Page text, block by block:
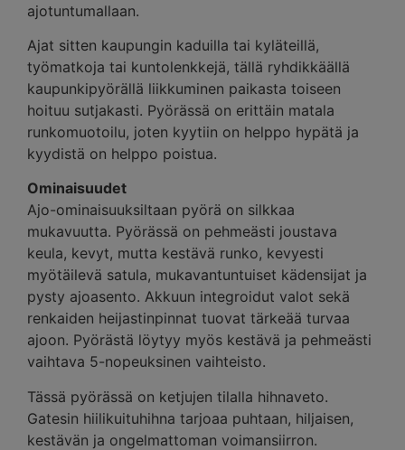
ajotuntumallaan.
Ajat sitten kaupungin kaduilla tai kyläteillä,
työmatkoja tai kuntolenkkejä, tällä ryhdikkäällä
kaupunkipyörällä liikkuminen paikasta toiseen
hoituu sutjakasti. Pyörässä on erittäin matala
runkomuotoilu, joten kyytiin on helppo hypätä ja
kyydistä on helppo poistua.
Ominaisuudet
Ajo-ominaisuuksiltaan pyörä on silkkaa
mukavuutta. Pyörässä on pehmeästi joustava
keula, kevyt, mutta kestävä runko, kevyesti
myötäilevä satula, mukavantuntuiset kädensijat ja
pysty ajoasento. Akkuun integroidut valot sekä
renkaiden heijastinpinnat tuovat tärkeää turvaa
ajoon. Pyörästä löytyy myös kestävä ja pehmeästi
vaihtava 5-nopeuksinen vaihteisto.
Tässä pyörässä on ketjujen tilalla hihnaveto.
Gatesin hiilikuituhihna tarjoaa puhtaan, hiljaisen,
kestävän ja ongelmattoman voimansiirron.